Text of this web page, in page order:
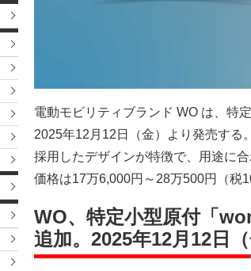
電動モビリティブランド WO は、特
2025年12月12日（金）より発売する
採用したデザインが特徴で、用途に
価格は17万6,000円～28万500円（税
WO、特定小型原付「
追加。2025年12月12日